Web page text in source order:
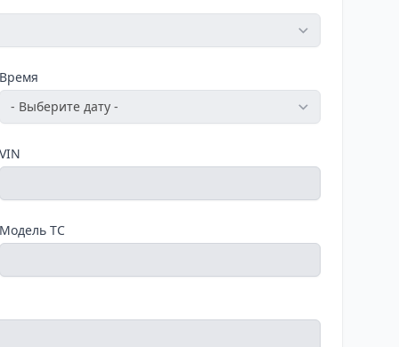
ТС